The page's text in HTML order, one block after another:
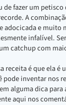
de fazer um
A
adocicada e muito
infalível.
catchup com
receita é que ela é
pode inventar nos
alguma dica
aqui nos